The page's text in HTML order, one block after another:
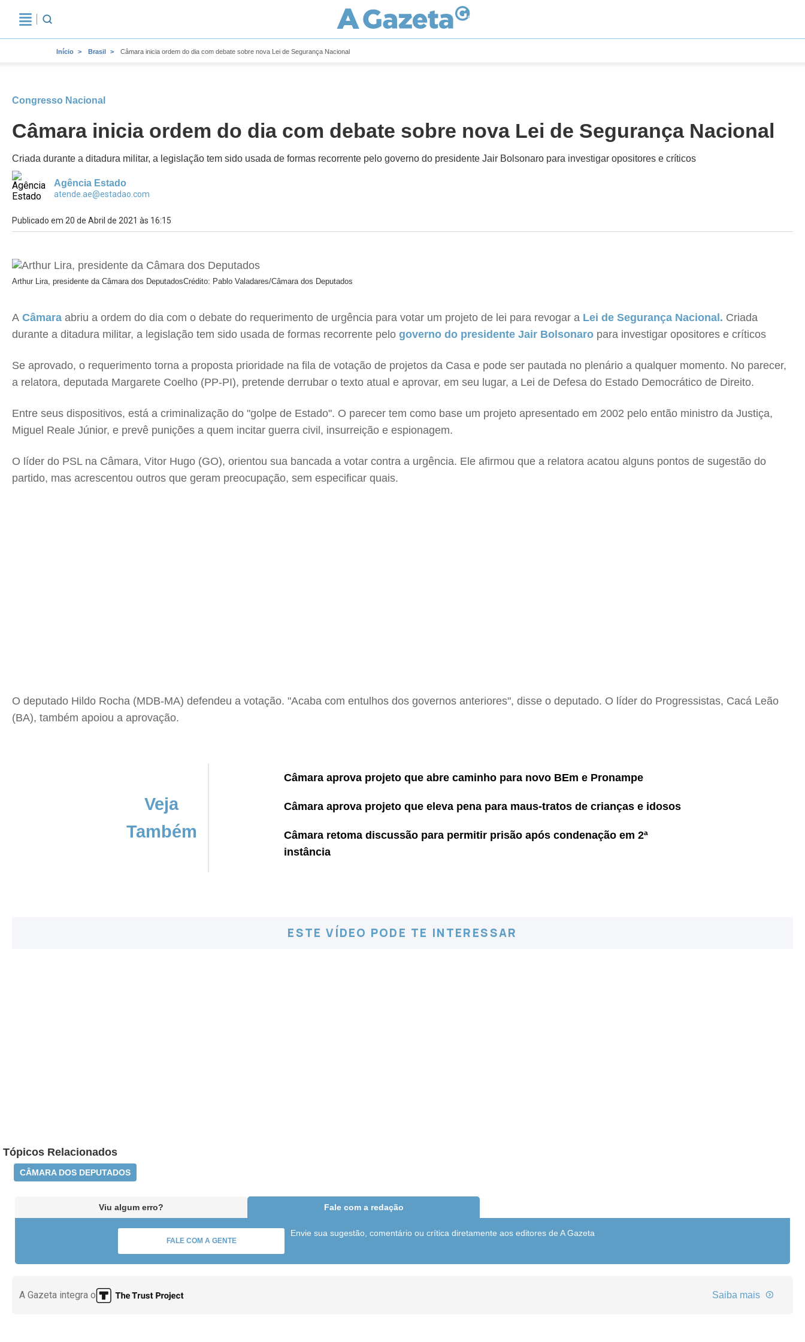
Início Brasil Câmara inicia ordem do dia com debate sobre nova Lei de Segurança Nacional
Congresso Nacional
Câmara inicia ordem do dia com debate sobre nova Lei de Segurança Nacional
Criada durante a ditadura militar, a legislação tem sido usada de formas recorrente pelo governo do presidente Jair Bolsonaro para investigar opositores e críticos
Agência Estado
atende.ae@estadao.com
Publicado em 20 de Abril de 2021 às 16:15
Arthur Lira, presidente da Câmara dos DeputadosCrédito: Pablo Valadares/Câmara dos Deputados
A Câmara abriu a ordem do dia com o debate do requerimento de urgência para votar um projeto de lei para revogar a Lei de Segurança Nacional. Criada
durante a ditadura militar, a legislação tem sido usada de formas recorrente pelo governo do presidente Jair Bolsonaro para investigar opositores e críticos
Se aprovado, o requerimento torna a proposta prioridade na fila de votação de projetos da Casa e pode ser pautada no plenário a qualquer momento. No parecer,
a relatora, deputada Margarete Coelho (PP-PI), pretende derrubar o texto atual e aprovar, em seu lugar, a Lei de Defesa do Estado Democrático de Direito.
Entre seus dispositivos, está a criminalização do "golpe de Estado". O parecer tem como base um projeto apresentado em 2002 pelo então ministro da Justiça,
Miguel Reale Júnior, e prevê punições a quem incitar guerra civil, insurreição e espionagem.
O líder do PSL na Câmara, Vitor Hugo (GO), orientou sua bancada a votar contra a urgência. Ele afirmou que a relatora acatou alguns pontos de sugestão do
partido, mas acrescentou outros que geram preocupação, sem especificar quais.
O deputado Hildo Rocha (MDB-MA) defendeu a votação. "Acaba com entulhos dos governos anteriores", disse o deputado. O líder do Progressistas, Cacá Leão
(BA), também apoiou a aprovação.
Veja
Também
Câmara aprova projeto que abre caminho para novo BEm e Pronampe
Câmara aprova projeto que eleva pena para maus-tratos de crianças e idosos
Câmara retoma discussão para permitir prisão após condenação em 2ª
instância
ESTE VÍDEO PODE TE INTERESSAR
Tópicos Relacionados
CÂMARA DOS DEPUTADOS
Viu algum erro? Fale com a redação
FALE COM A GENTE
Envie sua sugestão, comentário ou crítica diretamente aos editores de A Gazeta
A Gazeta integra o Saiba mais